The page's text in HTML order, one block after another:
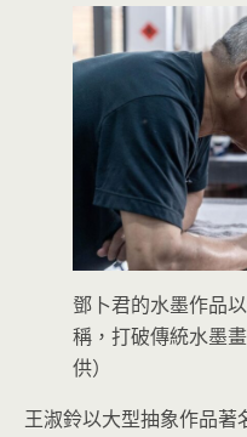
鄧卜君的水墨作品
稱，打破傳統水墨
供）
王淑鈴以大型抽象作品著